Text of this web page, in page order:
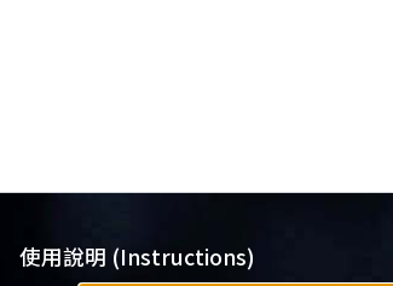
使用說明 (Instructions)